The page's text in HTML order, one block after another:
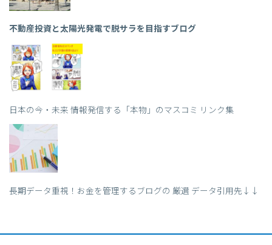
不動産投資と太陽光発電で脱サラを目指すブログ
日本の今・未来 情報発信する「本物」のマスコミ リンク集
長期データ重視！お金を管理するブログの 厳選 データ引用先↓↓